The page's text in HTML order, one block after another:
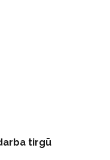
tirgū